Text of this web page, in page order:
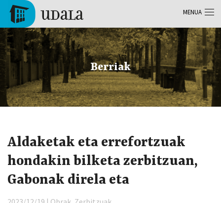
Skip to main content
Tolosa
Berriak
Aldaketak eta errefortzuak
hondakin bilketa zerbitzuan,
Gabonak direla eta
MENUA